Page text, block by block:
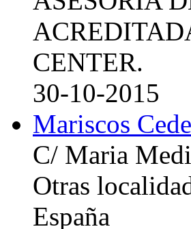
CENTER.
30-10-2015
Mariscos
C/ Maria
Otras
España